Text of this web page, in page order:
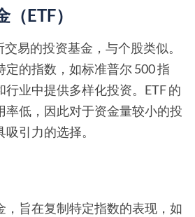
ETF）
易的投资基金，与个股类似。
的指数，如标准普尔 500 指
业中提供多样化投资。ETF 的
率低，因此对于资金量较小的投
引力的选择。
，旨在复制特定指数的表现，如